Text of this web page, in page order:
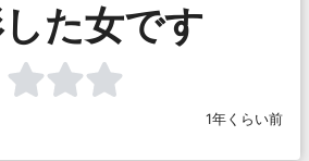
た女です
1年くらい前